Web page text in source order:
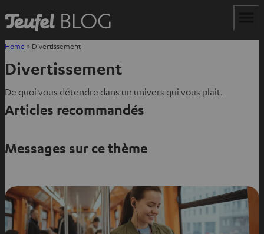
Home » Divertissement
Divertissement
De quoi vous détendre dans un univers qui vous plait.
Articles recommandés
Messages sur ce thème